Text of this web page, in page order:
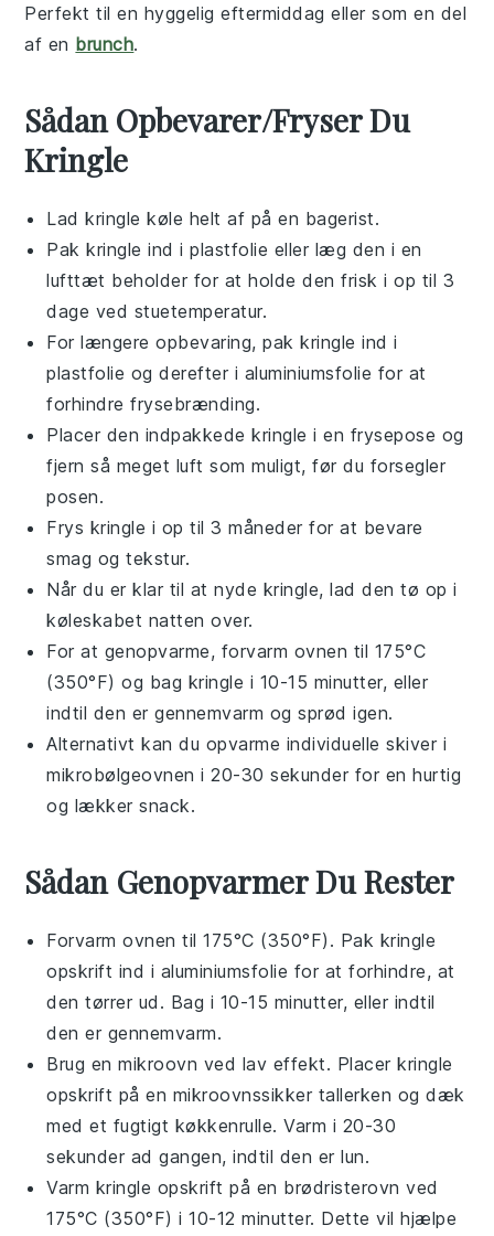
Perfekt til en hyggelig eftermiddag eller som en del
af en brunch.
Sådan Opbevarer/Fryser Du
Kringle
Ladkringle køle helt af på en bagerist.
Pakkringle ind i plastfolie eller læg den i en
lufttæt beholder for at holde den frisk i op til 3
dage ved stuetemperatur.
For længere opbevaring, pakkringle ind i
plastfolie og derefter i aluminiumsfolie for at
forhindre frysebrænding.
Placer den indpakkedekringle i en frysepose og
fjern så meget luft som muligt, før du forsegler
posen.
Frys kringle i op til 3 måneder for at bevare
smag og tekstur.
Når du er klar til at nyde kringle, lad den tø op i
køleskabet natten over.
For at genopvarme, forvarm ovnen til 175°C
(350°F) og bag kringle i 10-15 minutter, eller
indtil den er gennemvarm og sprød igen.
Alternativt kan du opvarme individuelle skiver i
mikrobølgeovnen i 20-30 sekunder for en hurtig
og lækker snack.
Sådan Genopvarmer Du Rester
Forvarm ovnen til 175°C (350°F). Pak kringle
opskrift ind i aluminiumsfolie for at forhindre, at
den tørrer ud. Bag i 10-15 minutter, eller indtil
den er gennemvarm.
Brug enmikroovn ved lav effekt. Placerkringle
opskrift på en mikroovnssikker tallerken og dæk
med et fugtigt køkkenrulle. Varm i 20-30
sekunder ad gangen, indtil den er lun.
Varm kringle opskrift på en brødristerovn ved
175°C (350°F) i 10-12 minutter. Dette vil hjælpe